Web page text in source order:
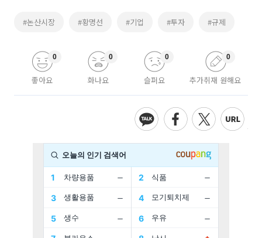
#논산시장 #황명선 #기업 #투자 #규제
좋아요
0
화나요
0
슬퍼요
0
추가취재 원해요
0